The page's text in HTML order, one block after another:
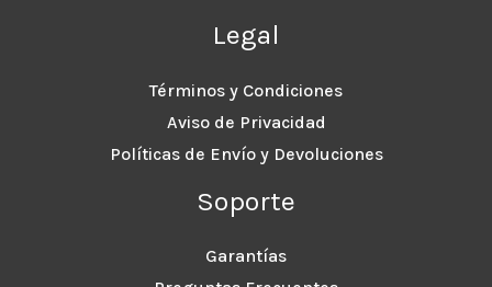
Legal
Términos y Condiciones
Aviso de Privacidad
Políticas de Envío y Devoluciones
Soporte
Garantías